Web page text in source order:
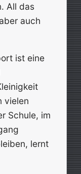
All das
auch
ist eine
vielen
Schule, im
lernt